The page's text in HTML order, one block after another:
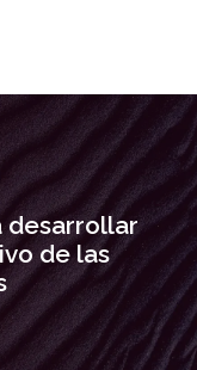
desarrollar
de las